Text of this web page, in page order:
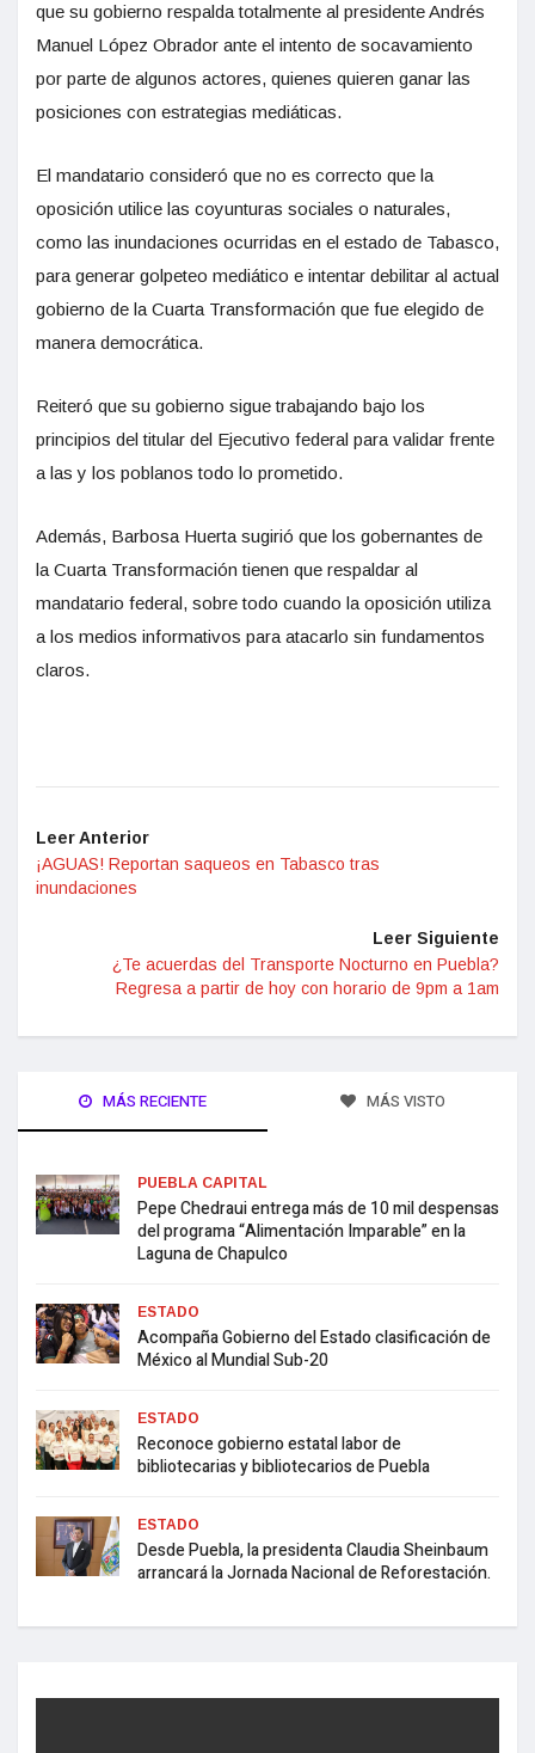
que su gobierno respalda totalmente al presidente Andrés
Manuel López Obrador ante el intento de socavamiento
por parte de algunos actores, quienes quieren ganar las
posiciones con estrategias mediáticas.
El mandatario consideró que no es correcto que la
oposición utilice las coyunturas sociales o naturales,
como las inundaciones ocurridas en el estado de Tabasco,
para generar golpeteo mediático e intentar debilitar al actual
gobierno de la Cuarta Transformación que fue elegido de
manera democrática.
Reiteró que su gobierno sigue trabajando bajo los
principios del titular del Ejecutivo federal para validar frente
a las y los poblanos todo lo prometido.
Además, Barbosa Huerta sugirió que los gobernantes de
la Cuarta Transformación tienen que respaldar al
mandatario federal, sobre todo cuando la oposición utiliza
a los medios informativos para atacarlo sin fundamentos
claros.
Leer Anterior
¡AGUAS! Reportan saqueos en Tabasco tras
inundaciones
Leer Siguiente
¿Te acuerdas del Transporte Nocturno en Puebla?
Regresa a partir de hoy con horario de 9pm a 1am
MÁS RECIENTE MÁS VISTO
PUEBLA CAPITAL
Pepe Chedraui entrega más de 10 mil despensas
del programa “Alimentación Imparable” en la
Laguna de Chapulco
ESTADO
Acompaña Gobierno del Estado clasificación de
México al Mundial Sub-20
ESTADO
Reconoce gobierno estatal labor de
bibliotecarias y bibliotecarios de Puebla
ESTADO
Desde Puebla, la presidenta Claudia Sheinbaum
arrancará la Jornada Nacional de Reforestación.